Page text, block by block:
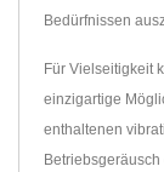
Bedürfnissen
Für Vielseitigkeit
einzigartige
enthaltenen